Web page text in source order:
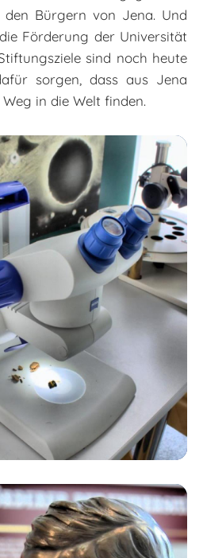
Bürgern von Jena. Und
Förderung der Universität
sind noch heute
sorgen, dass aus Jena
in die Welt finden.